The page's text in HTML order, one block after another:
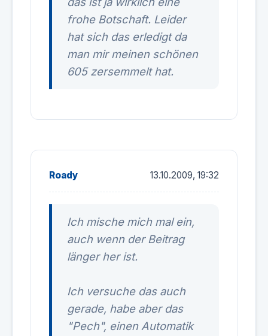
frohe Botschaft. Leider
hat sich das erledigt da
man mir meinen schönen
605 zersemmelt hat.
Roady 13.10.2009, 19:32
Ich mische mich mal ein,
auch wenn der Beitrag
länger her ist.
Ich versuche das auch
gerade, habe aber das
"Pech", einen Automatik